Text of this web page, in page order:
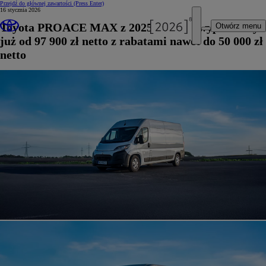
Przejdź do głównej zawartości (Press Enter)
Otwórz menu
16 stycznia 2026
Toyota PROACE MAX z 2025 roku na wyprzedaży
już od 97 900 zł netto z rabatami nawet do 50 000 zł
netto